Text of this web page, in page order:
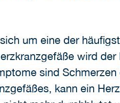
um eine der
wird
sind
kann ein